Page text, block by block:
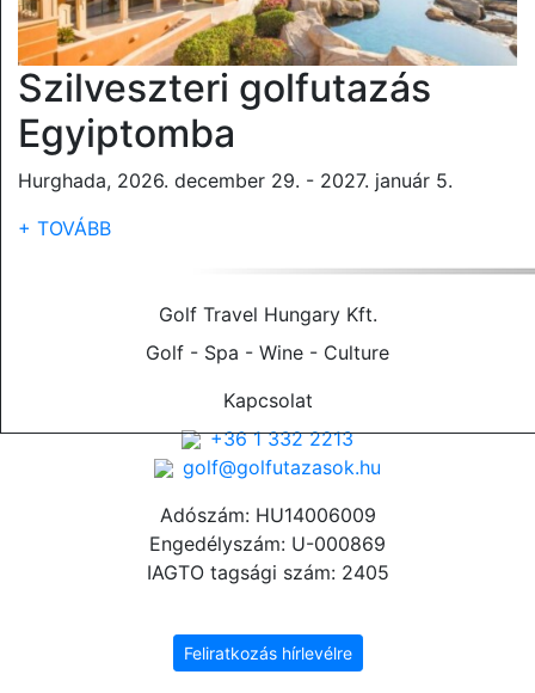
Szilveszteri golfutazás
Egyiptomba
Hurghada, 2026. december 29. - 2027. január 5.
+ TOVÁBB
Golf Travel Hungary Kft.
Golf - Spa - Wine - Culture
Kapcsolat
+36 1 332 2213
golf@golfutazasok.hu
Adószám: HU14006009
Engedélyszám: U-000869
IAGTO tagsági szám: 2405
Feliratkozás hírlevélre